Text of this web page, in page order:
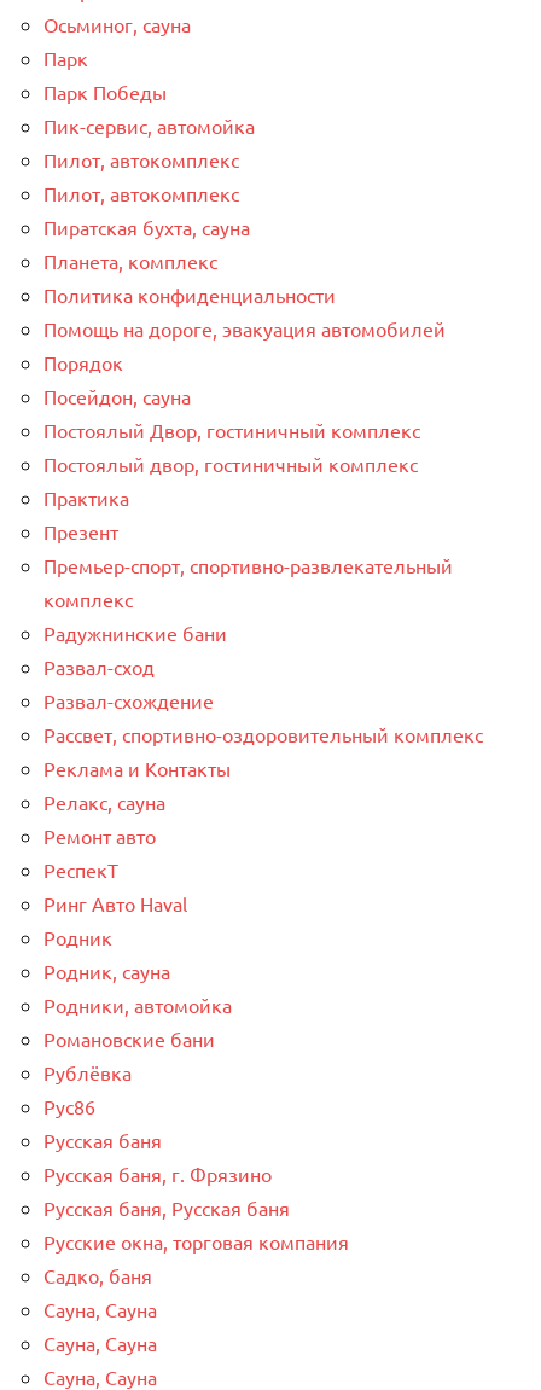
Осьминог, сауна
Парк
Парк Победы
Пик-сервис, автомойка
Пилот, автокомплекс
Пилот, автокомплекс
Пиратская бухта, сауна
Планета, комплекс
Политика конфиденциальности
Помощь на дороге, эвакуация автомобилей
Порядок
Посейдон, сауна
Постоялый Двор, гостиничный комплекс
Постоялый двор, гостиничный комплекс
Практика
Презент
Премьер-спорт, спортивно-развлекательный
комплекс
Радужнинские бани
Развал-сход
Развал-схождение
Рассвет, спортивно-оздоровительный комплекс
Реклама и Контакты
Релакс, сауна
Ремонт авто
РеспекТ
Ринг Авто Haval
Родник
Родник, сауна
Родники, автомойка
Романовские бани
Рублёвка
Рус86
Русская баня
Русская баня, г. Фрязино
Русская баня, Русская баня
Русские окна, торговая компания
Садко, баня
Сауна, Сауна
Сауна, Сауна
Сауна, Сауна